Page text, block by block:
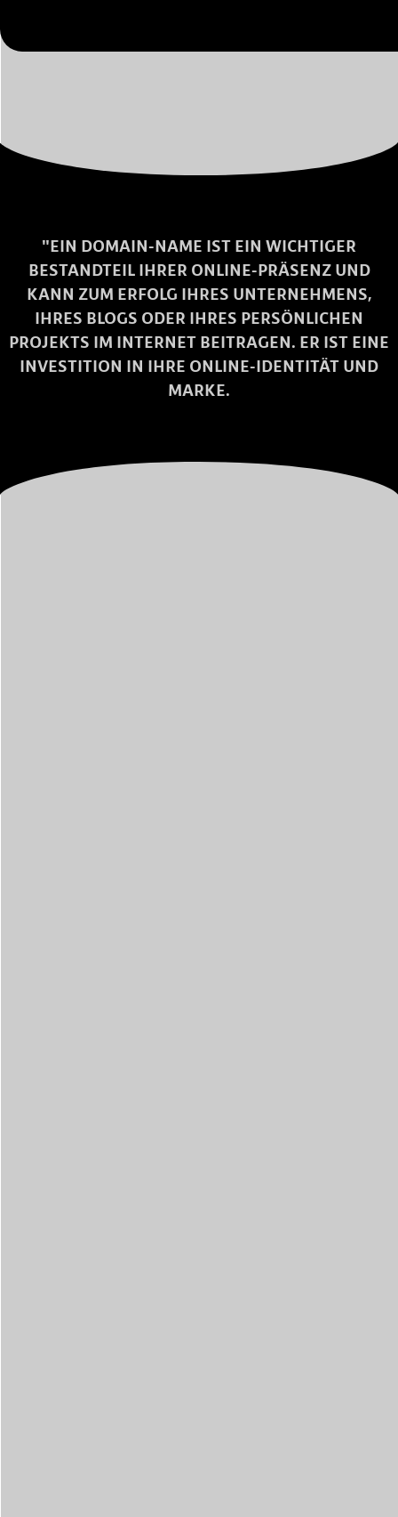
"EIN DOMAIN-NAME IST EIN WICHTIGER
BESTANDTEIL IHRER ONLINE-PRÄSENZ UND
KANN ZUM ERFOLG IHRES UNTERNEHMENS,
IHRES BLOGS ODER IHRES PERSÖNLICHEN
PROJEKTS IM INTERNET BEITRAGEN. ER IST EINE
INVESTITION IN IHRE ONLINE-IDENTITÄT UND
MARKE.